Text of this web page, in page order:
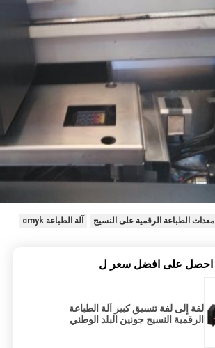
معدات الطباعة الرقمية على النسيج آلة الطباعة cmyk
احصل على افضل سعر ل
لفة إلى لفة تنسيق كبير آلة الطباعة
الرقمية النسيج جونين البلد الوطني